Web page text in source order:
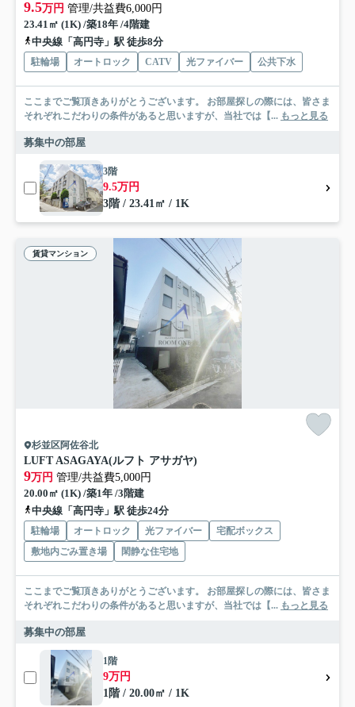
9.5万円 管理/共益費6,000円
23.41㎡ (1K) /築18年 /4階建
中央線「高円寺」駅 徒歩8分
駐輪場 オートロック CATV 光ファイバー 公共下水
ここまでご覧頂きありがとうございます。 お部屋探しの際には、皆さま
それぞれこだわりの条件があると思いますが、当社では【... もっと見る
募集中の部屋
3階
9.5万円
3階 / 23.41㎡ / 1K
賃貸マンション
杉並区阿佐谷北
LUFT ASAGAYA(ルフト アサガヤ)
9万円 管理/共益費5,000円
20.00㎡ (1K) /築1年 /3階建
中央線「高円寺」駅 徒歩24分
駐輪場 オートロック 光ファイバー
宅配ボックス
敷地内ごみ置き場
閑静な住宅地
ここまでご覧頂きありがとうございます。 お部屋探しの際には、皆さま
それぞれこだわりの条件があると思いますが、当社では【... もっと見る
募集中の部屋
1階
9万円
1階 / 20.00㎡ / 1K